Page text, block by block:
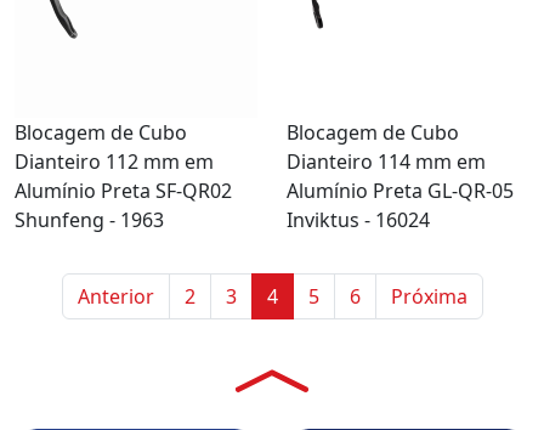
Blocagem de Cubo
Dianteiro 112 mm em
Alumínio Preta SF-QR02
Shunfeng - 1963
Blocagem de Cubo
Dianteiro 114 mm em
Alumínio Preta GL-QR-05
Inviktus - 16024
Anterior 2 3 4 5 6 Próxima